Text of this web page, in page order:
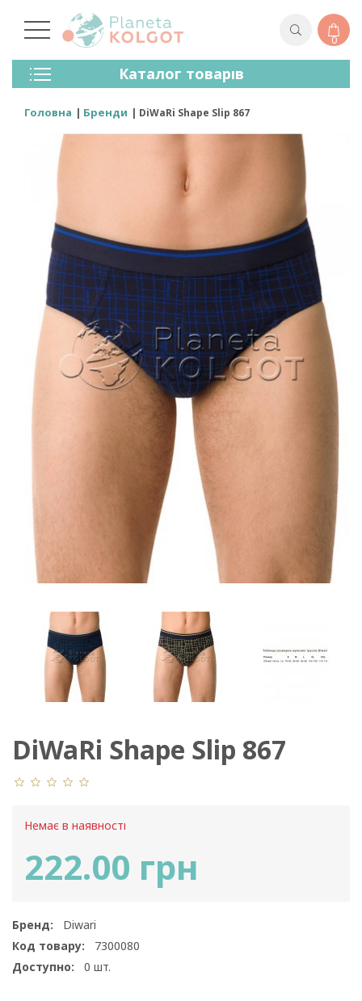
0
Каталог товарів
Колготки
Панчохи
Лосини (легінси)
Шкарпетки Та Гольфи
Спортивний Одяг
Для Дітей
Бренди
Головна Бренди DiWaRi Shape Slip 867
DiWaRi Shape Slip 867
Немає в наявності
222.00 грн
Бренд:
Diwari
Код товару:
7300080
Доступно:
0 шт.